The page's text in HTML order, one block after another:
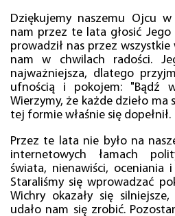
Dziękujemy naszemu Ojcu
nam przez te lata głosić Jego
prowadził nas przez wszystkie
nam w chwilach radości.
najważniejsza, dlatego
ufnością i pokojem: "Bądź
Wierzymy, że każde dzieło ma
tej formie właśnie się dopełnił.
Przez te lata nie było na
internetowych łamach
świata, nienawiści, oceniania
Staraliśmy się wprowadzać
Wichry okazały się
udało nam się zrobić.